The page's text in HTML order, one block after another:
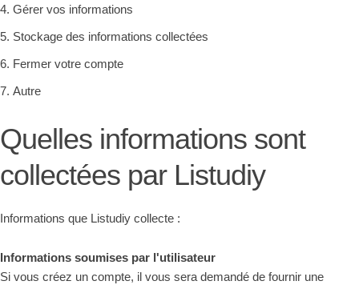
Gérer vos informations
Stockage des informations collectées
Fermer votre compte
Autre
Quelles informations sont
collectées par Listudiy
Informations que Listudiy collecte :
Informations soumises par l'utilisateur
Si vous créez un compte, il vous sera demandé de fournir une